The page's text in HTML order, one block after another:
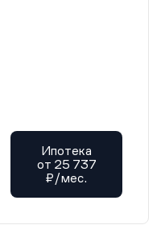
Ипотека
от 25 737
₽/мес.